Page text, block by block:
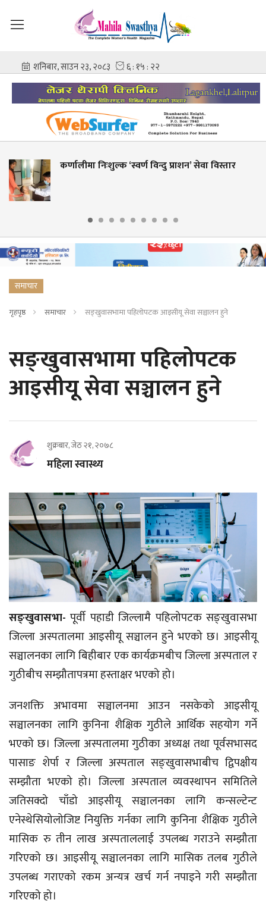
निःशुल्क ‘स्वर्ण विन्दु प्राशन’ सेवा विस्तार
शहीद
समाचार
गृहपृष्ठ समाचार सङ्खुवासभामा पहिलोपटक आइसीयू सेवा सञ्चालन हुने
सङ्खुवासभामा पहिलोपटक
आइसीयू सेवा सञ्चालन हुने
शुक्रबार, जेठ २१, २०७८
महिला स्वास्थ्य
सङ्खुवासभा- पूर्वी पहाडी जिल्लामै पहिलोपटक सङ्खुवासभा
जिल्ला अस्पतालमा आइसीयू सञ्चालन हुने भएको छ। आइसीयू
सञ्चालनका लागि बिहीबार एक कार्यक्रमबीच जिल्ला अस्पताल र
गुठीबीच सम्झौतापत्रमा हस्ताक्षर भएको हो।
जनशक्ति अभावमा सञ्चालनमा आउन नसकेको आइसीयू
सञ्चालनका लागि कुनिना शैक्षिक गुठीले आर्थिक सहयोग गर्ने
भएको छ। जिल्ला अस्पतालमा गुठीका अध्यक्ष तथा पूर्वसभासद
पासाङ शेर्पा र जिल्ला अस्पताल सङ्खुवासभाबीच द्विपक्षीय
सम्झौता भएको हो। जिल्ला अस्पताल व्यवस्थापन समितिले
जतिसक्दो चाँडो आइसीयू सञ्चालनका लागि कन्सल्टेन्ट
एनेस्थेसियोलोजिष्ट नियुक्ति गर्नका लागि कुनिना शैक्षिक गुठीले
मासिक रु तीन लाख अस्पताललाई उपलब्ध गराउने सम्झौता
गरिएको छ। आइसीयू सञ्चालनका लागि मासिक तलब गुठीले
उपलब्ध गराएको रकम अन्यत्र खर्च गर्न नपाइने गरी सम्झौता
गरिएको हो।